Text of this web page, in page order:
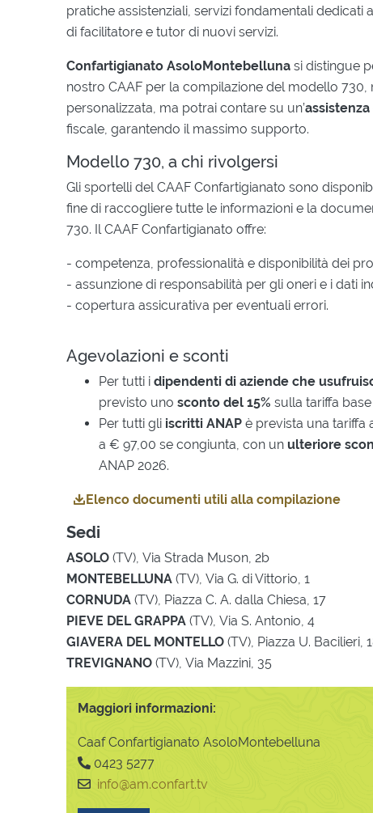
pratiche assistenziali, servizi fondamentali
di facilitatore e tutor di nuovi servizi.
Confartigianato AsoloMontebelluna si distingue
nostro CAAF per la compilazione del modello
personalizzata, ma potrai contare su un’
fiscale, garantendo il massimo supporto.
Modello 730, a chi rivolgersi
Gli sportelli del CAAF Confartigianato sono
fine di raccogliere tutte le informazioni e la
730. Il CAAF Confartigianato offre:
- competenza, professionalità e disponibilità dei
- assunzione di responsabilità per gli oneri e i dati
- copertura assicurativa per eventuali errori.
Agevolazioni e sconti
Per tutti idipendenti di aziende che
previsto unosconto del 15% sulla tariffa
Per tutti gli iscritti ANAP è prevista una tariffa
a € 97,00 se congiunta, con un ulteriore
ANAP 2026.
Elenco documenti utili alla compilazione
Sedi
ASOLO (TV), Via Strada Muson, 2b
MONTEBELLUNA (TV), Via G. di Vittorio, 1
CORNUDA (TV), Piazza C. A. dalla Chiesa, 17
PIEVE DEL GRAPPA (TV), Via S. Antonio, 4
GIAVERA DEL MONTELLO (TV), Piazza U. Bacilieri,
TREVIGNANO (TV), Via Mazzini, 35
Maggiori informazioni:
Caaf Confartigianato AsoloMontebelluna
0423 5277
info@am.confart.tv